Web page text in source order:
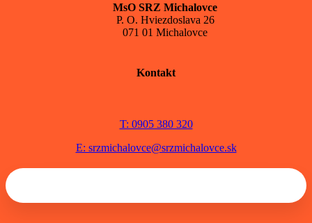
MsO SRZ Michalovce
P. O. Hviezdoslava 26
071 01 Michalovce
Kontakt
T: 0905 380 320
E: srzmichalovce@srzmichalovce.sk